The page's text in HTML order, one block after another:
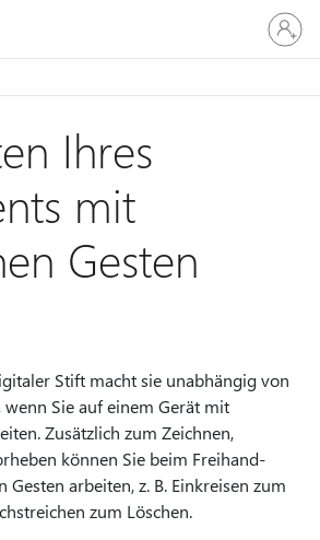
Bei
Ihrem
Konto
Ihres
mit
Gesten
Stift macht sie unabhängig von
Sie auf einem Gerät mit
Zusätzlich zum Zeichnen,
können Sie beim Freihand-
arbeiten, z. B. Einkreisen zum
zum Löschen.